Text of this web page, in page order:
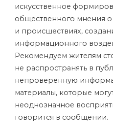
искусственное
общественного мнения о
и происшествиях,
информационного
Рекомендуем жителям
не распространять в
непроверенную
материалы, которые
неоднозначное
говорится в сообщении.